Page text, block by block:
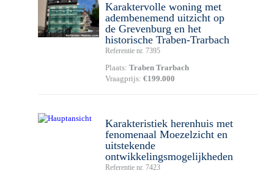
Karaktervolle woning met
adembenemend uitzicht op
de Grevenburg en het
historische Traben-Trarbach
Referentie nr. 7395
Plaats: Traben Trarbach
Vraagprijs: €199.000
Karakteristiek herenhuis met
fenomenaal Moezelzicht en
uitstekende
ontwikkelingsmogelijkheden
Referentie nr. 7423